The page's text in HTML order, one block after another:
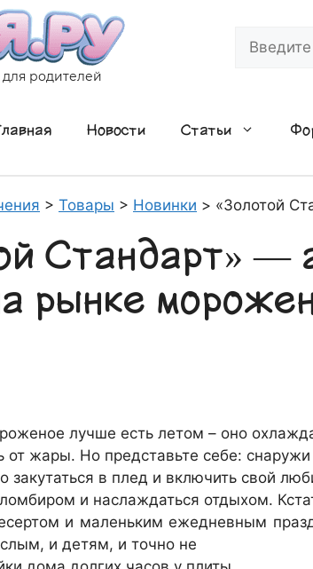
родителей
Новости Статьи
> Товары > Новинки > «Золотой
Стандарт» —
рынке
лучше есть летом – оно
от жары. Но представьте себе:
закутаться в плед и включить свой
и наслаждаться отдыхом.
и маленьким ежедневным
и детям, и точно не